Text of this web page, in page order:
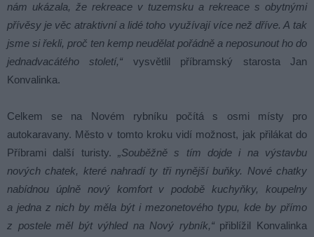
nám ukázala, že rekreace v tuzemsku a rekreace s obytnými
přívěsy je věc atraktivní a lidé toho využívají více než dříve. A tak
jsme si řekli, proč ten kemp neudělat pořádně a neposunout ho do
jednadvacátého století,“ vysvětlil příbramský starosta Jan
Konvalinka.
Celkem se na Novém rybníku počítá s osmi místy pro
autokaravany. Město v tomto kroku vidí možnost, jak přilákat do
Příbrami další turisty. „Souběžně s tím dojde i na výstavbu
nových chatek, které nahradí ty tři nynější buňky. Nové chatky
nabídnou úplně nový komfort v podobě kuchyňky, koupelny
a jedna z nich by měla být i mezonetového typu, kde by přímo
z postele měl být výhled na Nový rybník,“přiblížil Konvalinka